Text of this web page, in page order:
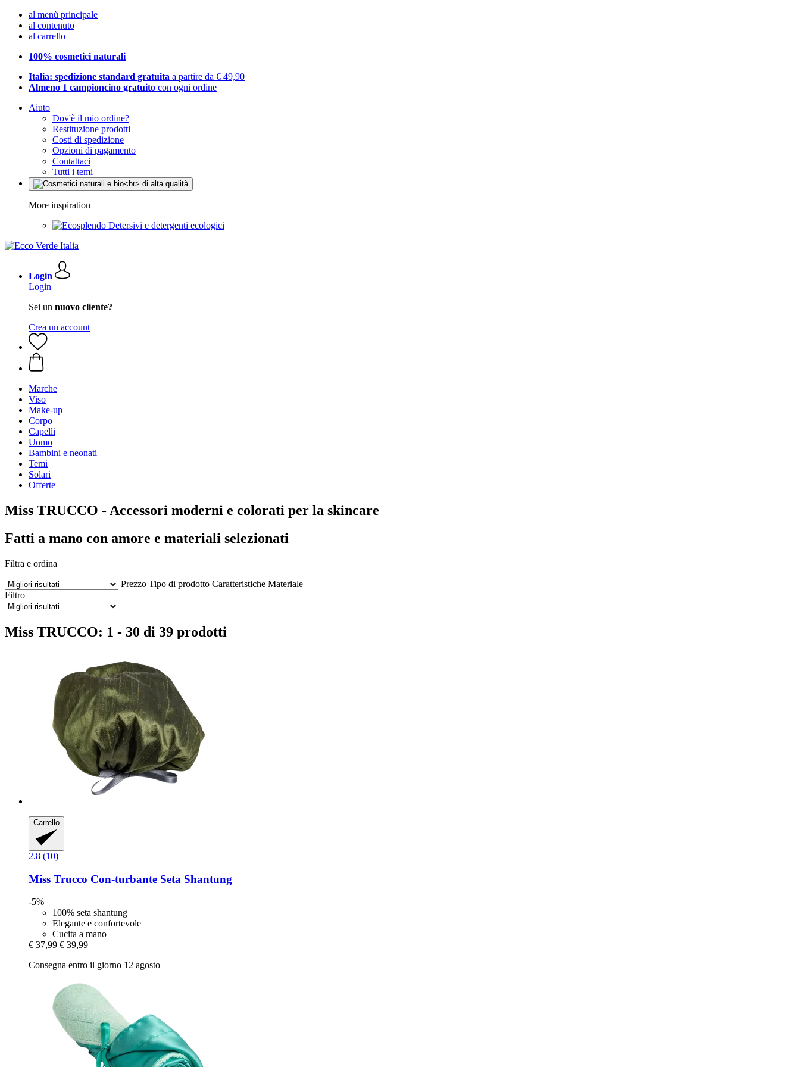
al menù principale
al contenuto
al carrello
100% cosmetici naturali
Italia: spedizione standard gratuita a partire da € 49,90
Almeno 1 campioncino gratuito con ogni ordine
Aiuto
Dov'è il mio ordine?
Restituzione prodotti
Costi di spedizione
Opzioni di pagamento
Contattaci
Tutti i temi
More inspiration
Detersivi e detergenti ecologici
Login
Login
Sei un nuovo cliente?
Crea un account
Marche
Viso
Make-up
Corpo
Capelli
Uomo
Bambini e neonati
Temi
Solari
Offerte
Miss TRUCCO - Accessori moderni e colorati per la skincare
Fatti a mano con amore e materiali selezionati
Filtra e ordina
Prezzo Tipo di prodotto Caratteristiche Materiale
Filtro
Miss TRUCCO: 1 - 30 di 39 prodotti
Carrello
2.8 (10)
Miss Trucco Con-​turbante Seta Shantung
-5%
100% seta shantung
Elegante e confortevole
Cucita a mano
€ 37,99 € 39,99
Consegna entro il giorno 12 agosto